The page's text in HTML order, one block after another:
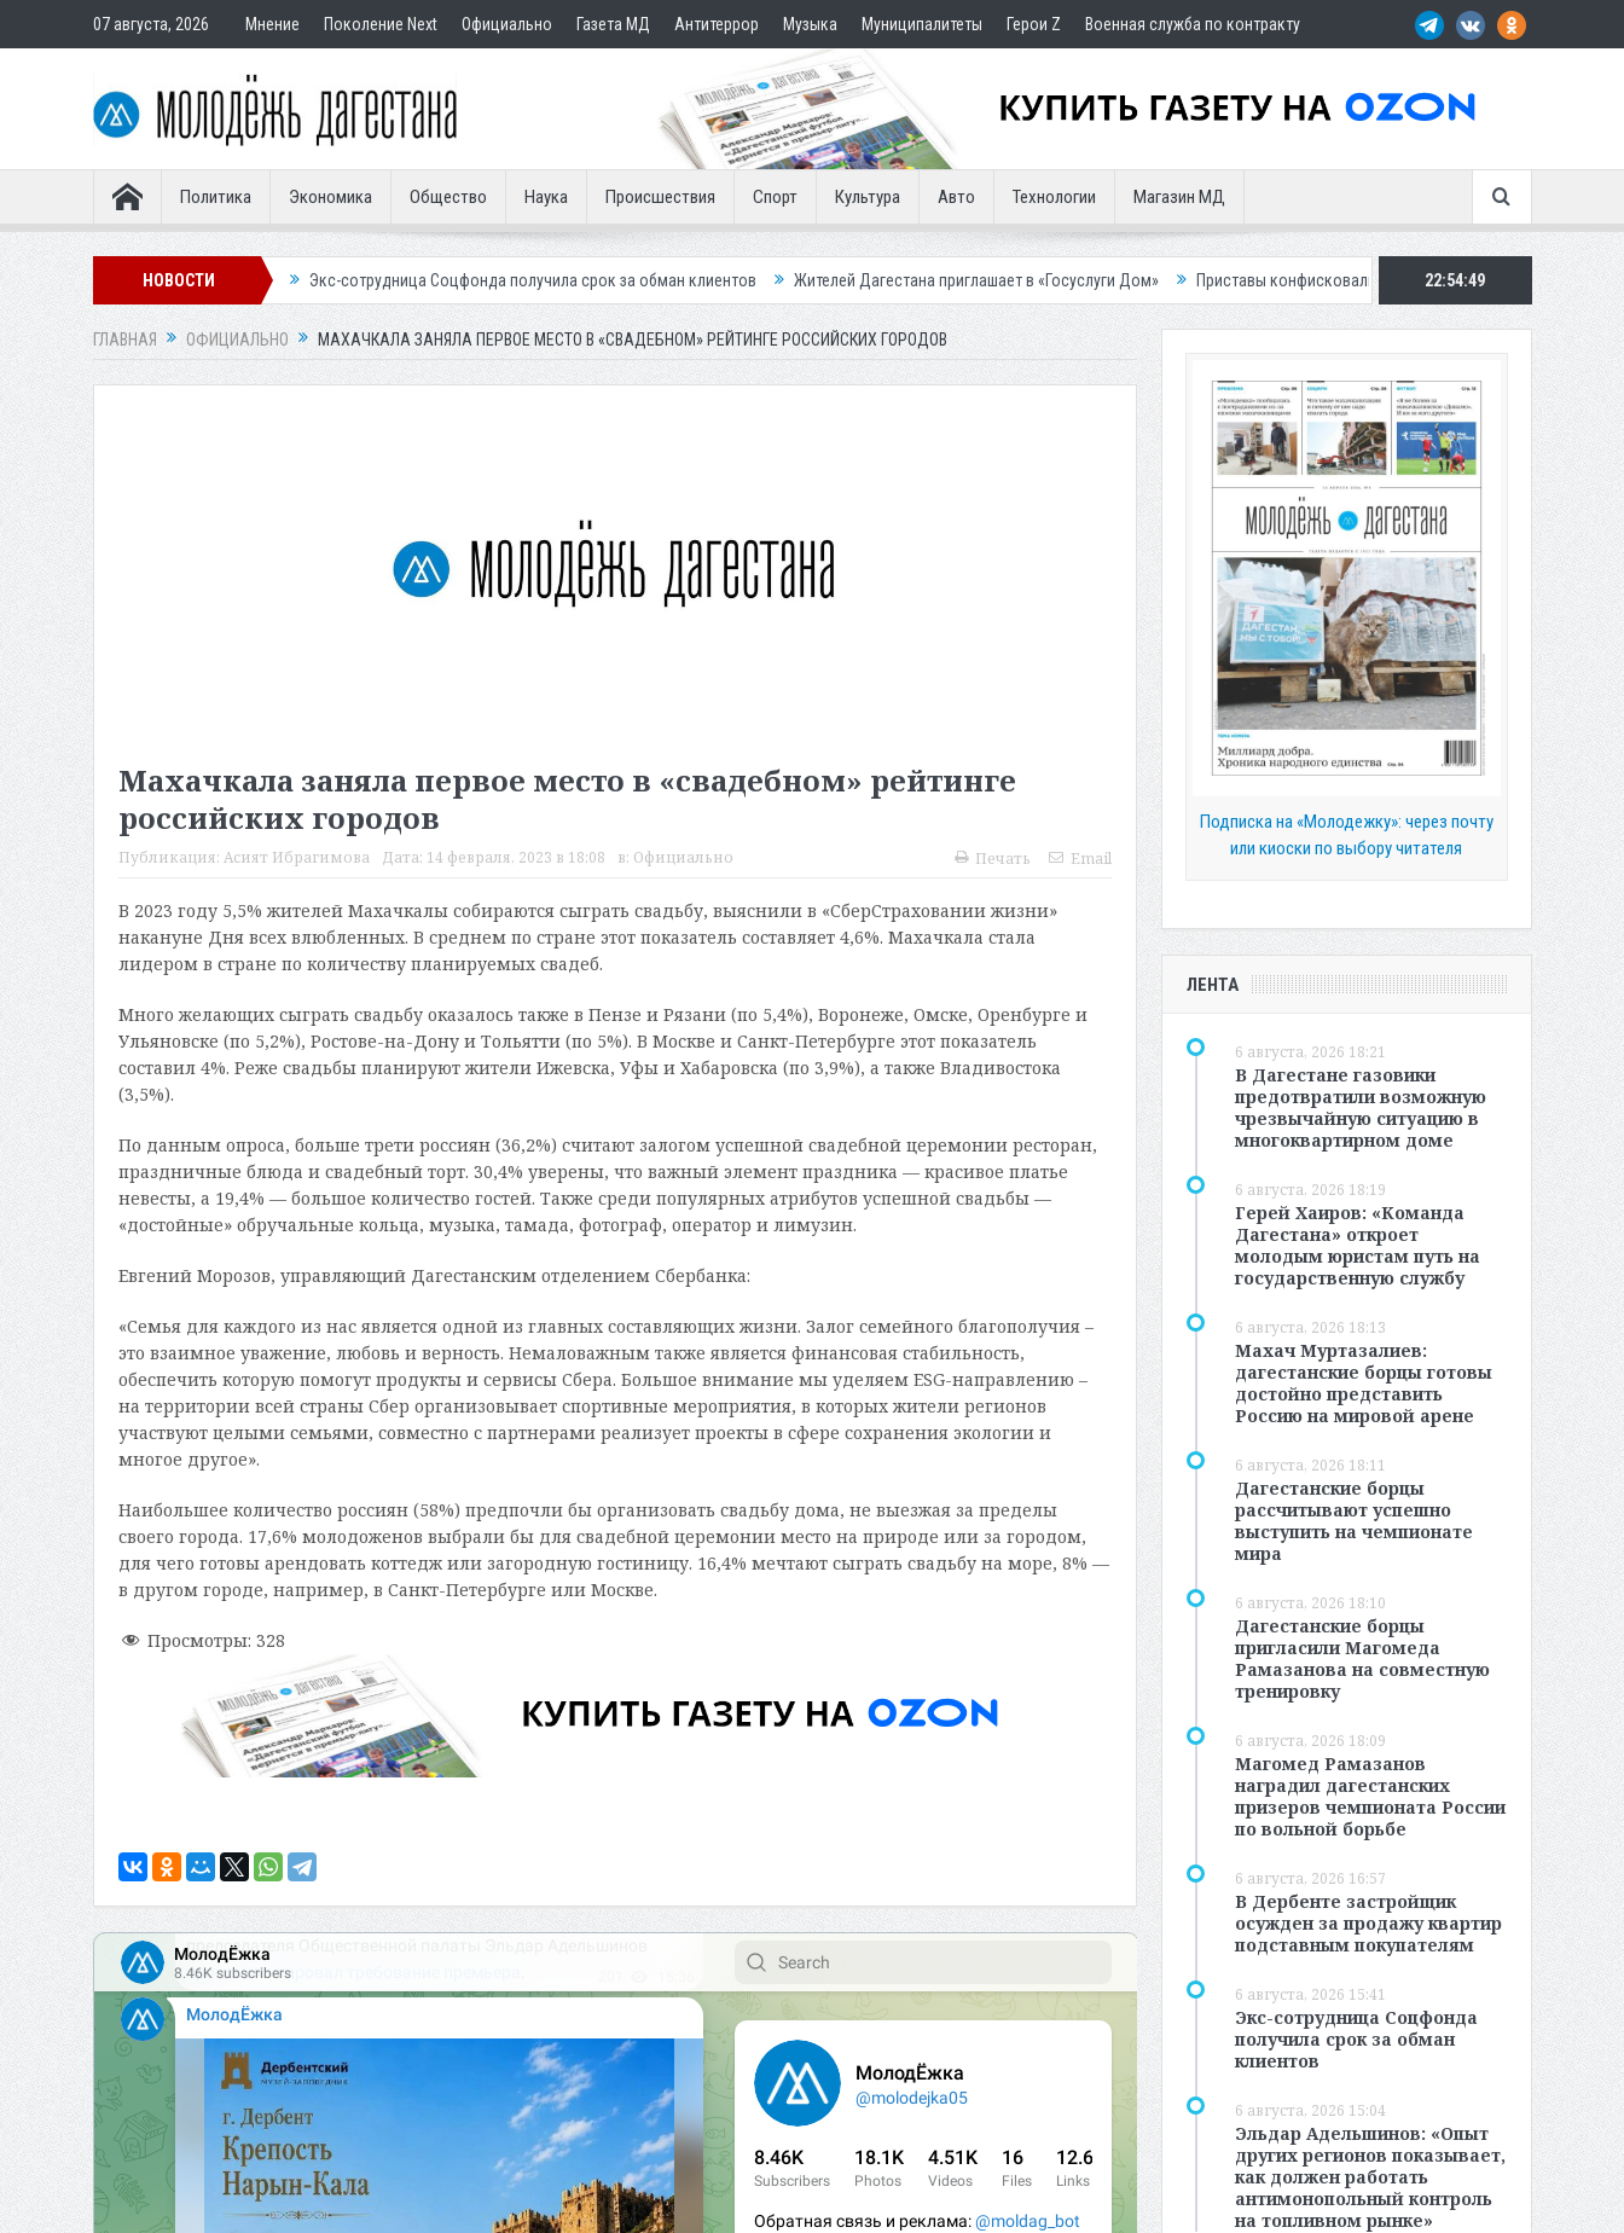
07 августа, 2026 Мнение Поколение Next Официально Газета МД Антитеррор Музыка Муниципалитеты Герои Z Военная служба по контракту
Политика Экономика Общество Наука Происшествия Спорт Культура Авто Технологии Магазин МД
НОВОСТИ
покупателям Экс-сотрудница Соцфонда получила срок за обман клиентов Жителей Дагестана приглашает в «Госуслуги Дом» Приставы конфисковали двух бурых медведей у жителя Дагестана
22:54:51
ГЛАВНАЯ ОФИЦИАЛЬНО МАХАЧКАЛА ЗАНЯЛА ПЕРВОЕ МЕСТО В «СВАДЕБНОМ» РЕЙТИНГЕ РОССИЙСКИХ ГОРОДОВ
Махачкала заняла первое место в «свадебном» рейтинге
российских городов
Публикация: Асият Ибрагимова Дата: 14 февраля, 2023 в 18:08 в: Официально Печать Email
В 2023 году 5,5% жителей Махачкалы собираются сыграть свадьбу, выяснили в «СберСтраховании жизни»
накануне Дня всех влюбленных. В среднем по стране этот показатель составляет 4,6%. Махачкала стала
лидером в стране по количеству планируемых свадеб.
Много желающих сыграть свадьбу оказалось также в Пензе и Рязани (по 5,4%), Воронеже, Омске, Оренбурге и
Ульяновске (по 5,2%), Ростове-на-Дону и Тольятти (по 5%). В Москве и Санкт-Петербурге этот показатель
составил 4%. Реже свадьбы планируют жители Ижевска, Уфы и Хабаровска (по 3,9%), а также Владивостока
(3,5%).
По данным опроса, больше трети россиян (36,2%) считают залогом успешной свадебной церемонии ресторан,
праздничные блюда и свадебный торт. 30,4% уверены, что важный элемент праздника — красивое платье
невесты, а 19,4% — большое количество гостей. Также среди популярных атрибутов успешной свадьбы —
«достойные» обручальные кольца, музыка, тамада, фотограф, оператор и лимузин.
Евгений Морозов, управляющий Дагестанским отделением Сбербанка:
«Семья для каждого из нас является одной из главных составляющих жизни. Залог семейного благополучия –
это взаимное уважение, любовь и верность. Немаловажным также является финансовая стабильность,
обеспечить которую помогут продукты и сервисы Сбера. Большое внимание мы уделяем ESG-направлению –
на территории всей страны Сбер организовывает спортивные мероприятия, в которых жители регионов
участвуют целыми семьями, совместно с партнерами реализует проекты в сфере сохранения экологии и
многое другое».
Наибольшее количество россиян (58%) предпочли бы организовать свадьбу дома, не выезжая за пределы
своего города. 17,6% молодоженов выбрали бы для свадебной церемонии место на природе или за городом,
для чего готовы арендовать коттедж или загородную гостиницу. 16,4% мечтают сыграть свадьбу на море, 8% —
в другом городе, например, в Санкт-Петербурге или Москве.
Просмотры: 328
Подписка на «Молодежку»: через почту
или киоски по выбору читателя
ЛЕНТА
6 августа, 2026 18:21
В Дагестане газовики
предотвратили возможную
чрезвычайную ситуацию в
многоквартирном доме
6 августа, 2026 18:19
Герей Хаиров: «Команда
Дагестана» откроет
молодым юристам путь на
государственную службу
6 августа, 2026 18:13
Махач Муртазалиев:
дагестанские борцы готовы
достойно представить
Россию на мировой арене
6 августа, 2026 18:11
Дагестанские борцы
рассчитывают успешно
выступить на чемпионате
мира
6 августа, 2026 18:10
Дагестанские борцы
пригласили Магомеда
Рамазанова на совместную
тренировку
6 августа, 2026 18:09
Магомед Рамазанов
наградил дагестанских
призеров чемпионата России
по вольной борьбе
6 августа, 2026 16:57
В Дербенте застройщик
осужден за продажу квартир
подставным покупателям
6 августа, 2026 15:41
Экс-сотрудница Соцфонда
получила срок за обман
клиентов
6 августа, 2026 15:04
Эльдар Адельшинов: «Опыт
других регионов показывает,
как должен работать
антимонопольный контроль
на топливном рынке»